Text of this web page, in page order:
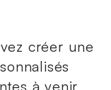
créer une
à venir